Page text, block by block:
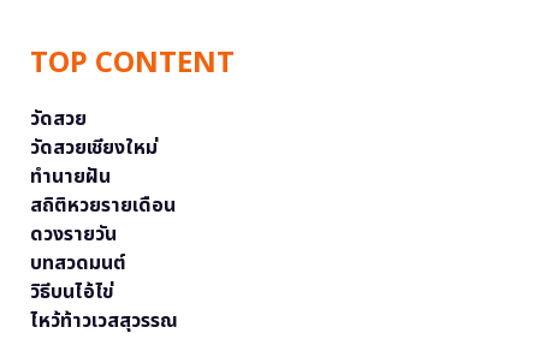
TOP CONTENT
วัดสวย
วัดสวยเชียงใหม่
ทำนายฝัน
สถิติหวยรายเดือน
ดวงรายวัน
บทสวดมนต์
วิธีบนไอ้ไข่
ไหว้ท้าวเวสสุวรรณ